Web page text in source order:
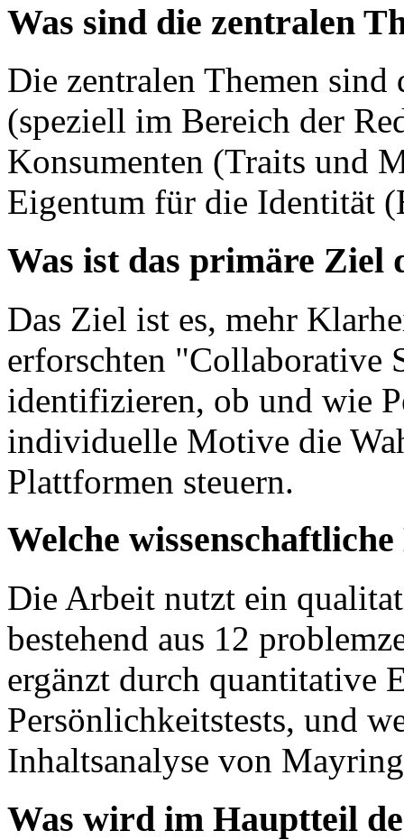
Was sind die zentralen
Die zentralen Themen
(speziell im Bereich der
Konsumenten (Traits und
Eigentum für die Identität
Was ist das primäre Ziel
Das Ziel ist es, mehr
erforschten "Collaborative
identifizieren, ob und wie
individuelle Motive die
Plattformen steuern.
Welche
Die Arbeit nutzt ein
bestehend aus 12
ergänzt durch quantitative
Persönlichkeitstests, und
Inhaltsanalyse von
Was wird im Hauptteil